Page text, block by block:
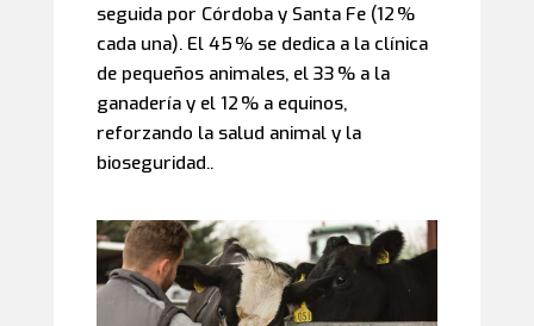
seguida por Córdoba y Santa Fe (12 %
cada una). El 45 % se dedica a la clínica
de pequeños animales, el 33 % a la
ganadería y el 12 % a equinos,
reforzando la salud animal y la
bioseguridad..